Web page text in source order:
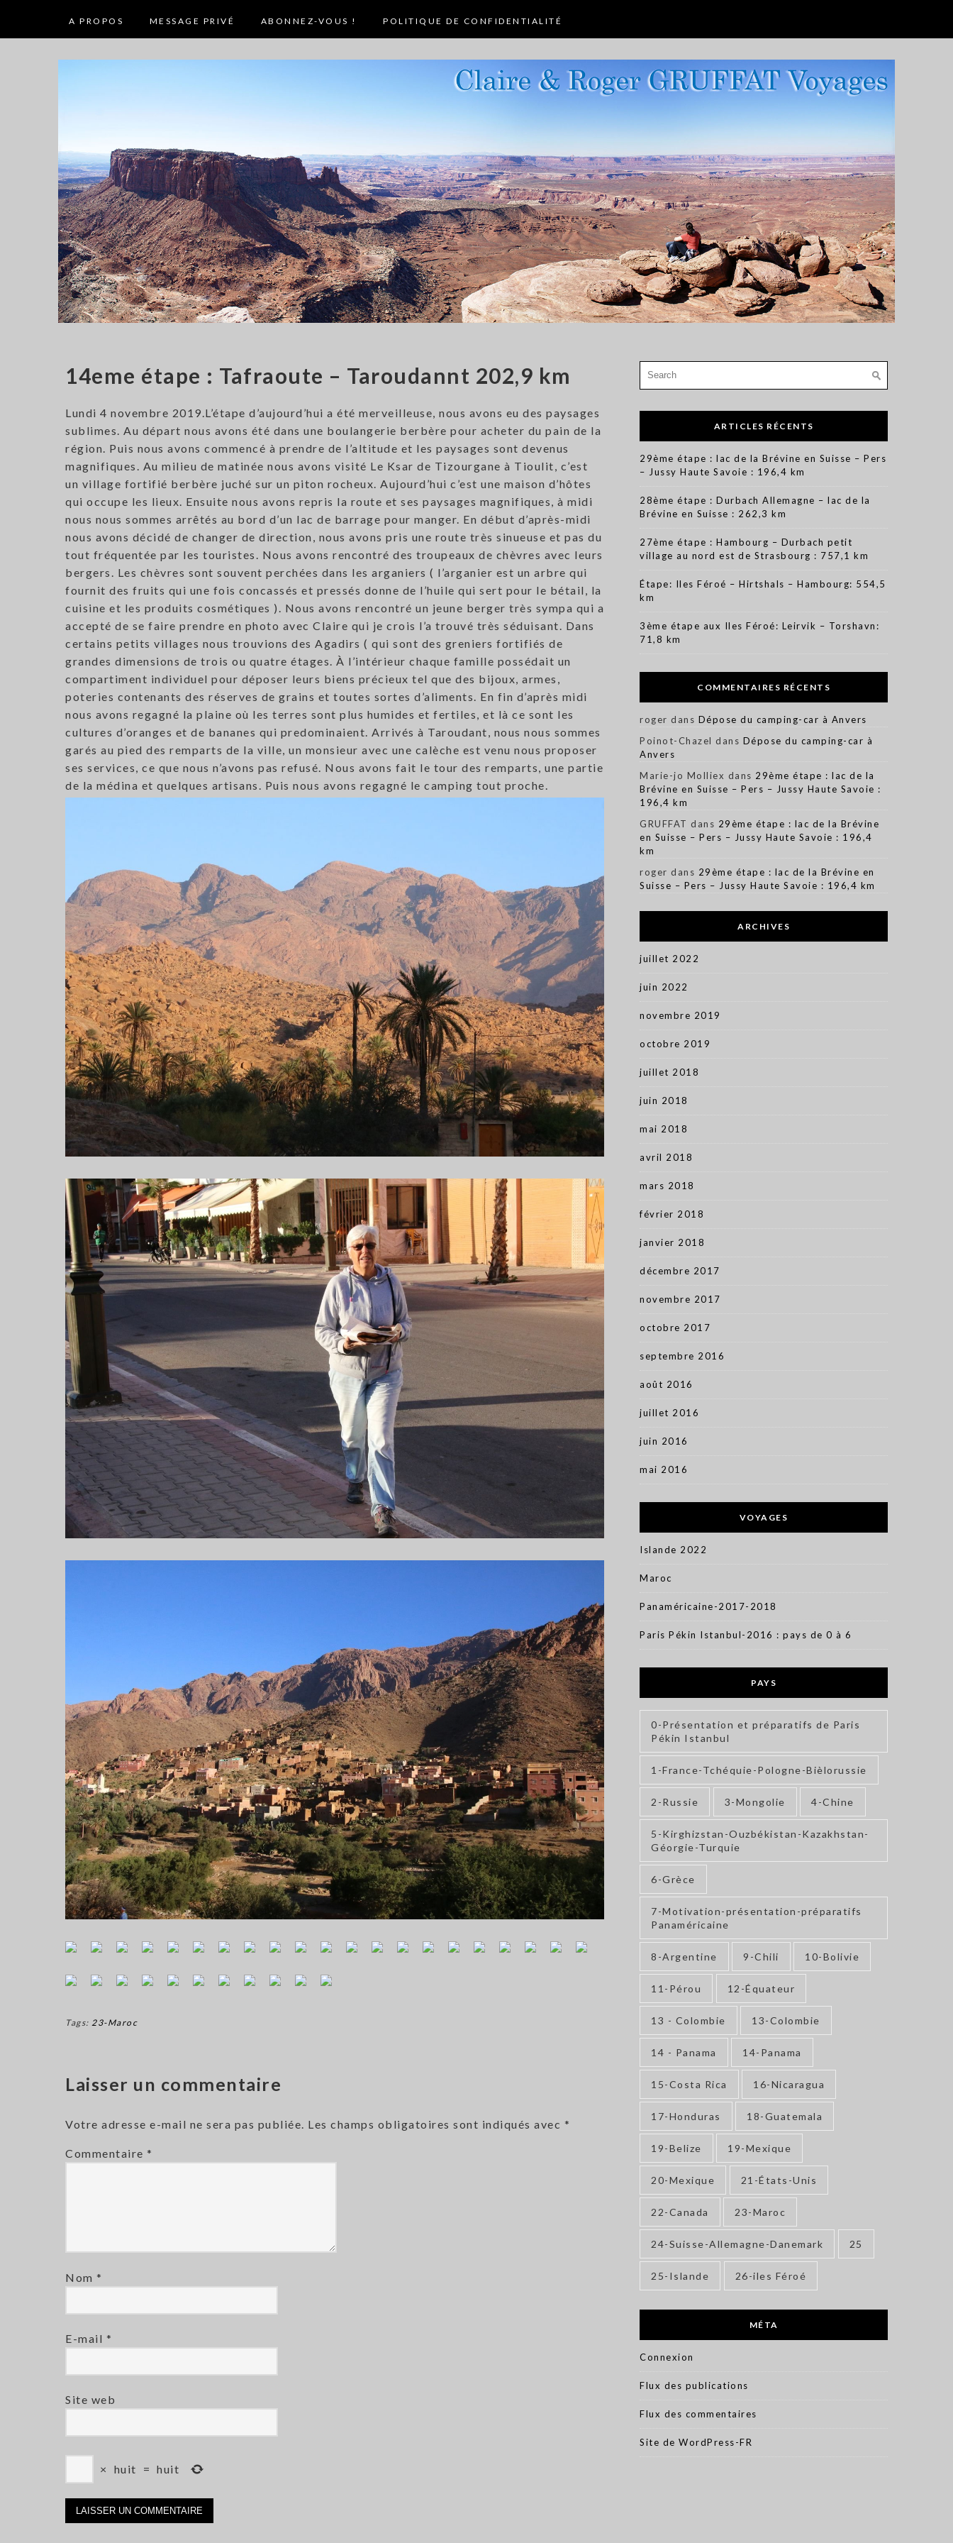
A PROPOS MESSAGE PRIVÉ ABONNEZ-VOUS ! POLITIQUE DE CONFIDENTIALITÉ
14eme étape : Tafraoute – Taroudannt 202,9 km
Lundi 4 novembre 2019.L’étape d’aujourd’hui a été merveilleuse, nous avons eu des paysages
sublimes. Au départ nous avons été dans une boulangerie berbère pour acheter du pain de la
région. Puis nous avons commencé à prendre de l’altitude et les paysages sont devenus
magnifiques. Au milieu de matinée nous avons visité Le Ksar de Tizourgane à Tioulit, c’est
un village fortifié berbère juché sur un piton rocheux. Aujourd’hui c’est une maison d’hôtes
qui occupe les lieux. Ensuite nous avons repris la route et ses paysages magnifiques, à midi
nous nous sommes arrêtés au bord d’un lac de barrage pour manger. En début d’après-midi
nous avons décidé de changer de direction, nous avons pris une route très sinueuse et pas du
tout fréquentée par les touristes. Nous avons rencontré des troupeaux de chèvres avec leurs
bergers. Les chèvres sont souvent perchées dans les arganiers ( l’arganier est un arbre qui
fournit des fruits qui une fois concassés et pressés donne de l’huile qui sert pour le bétail, la
cuisine et les produits cosmétiques ). Nous avons rencontré un jeune berger très sympa qui a
accepté de se faire prendre en photo avec Claire qui je crois l’a trouvé très séduisant. Dans
certains petits villages nous trouvions des Agadirs ( qui sont des greniers fortifiés de
grandes dimensions de trois ou quatre étages. À l’intérieur chaque famille possédait un
compartiment individuel pour déposer leurs biens précieux tel que des bijoux, armes,
poteries contenants des réserves de grains et toutes sortes d’aliments. En fin d’après midi
nous avons regagné la plaine où les terres sont plus humides et fertiles, et là ce sont les
cultures d’oranges et de bananes qui predominaient. Arrivés à Taroudant, nous nous sommes
garés au pied des remparts de la ville, un monsieur avec une calèche est venu nous proposer
ses services, ce que nous n’avons pas refusé. Nous avons fait le tour des remparts, une partie
de la médina et quelques artisans. Puis nous avons regagné le camping tout proche.
Tags: 23-Maroc
Laisser un commentaire
Votre adresse e-mail ne sera pas publiée. Les champs obligatoires sont indiqués avec *
Commentaire *
Nom *
E-mail *
Site web
× huit = huit
for:
ARTICLES RÉCENTS
29ème étape : lac de la Brévine en Suisse – Pers
– Jussy Haute Savoie : 196,4 km
28ème étape : Durbach Allemagne – lac de la
Brévine en Suisse : 262,3 km
27ème étape : Hambourg – Durbach petit
village au nord est de Strasbourg : 757,1 km
Étape: Iles Féroé – Hirtshals – Hambourg: 554,5
km
3ème étape aux Iles Féroé: Leirvik – Torshavn:
71,8 km
COMMENTAIRES RÉCENTS
roger dans Dépose du camping-car à Anvers
Poinot-Chazel dans Dépose du camping-car à
Anvers
Marie-jo Molliex dans 29ème étape : lac de la
Brévine en Suisse – Pers – Jussy Haute Savoie :
196,4 km
GRUFFAT dans 29ème étape : lac de la Brévine
en Suisse – Pers – Jussy Haute Savoie : 196,4
km
roger dans 29ème étape : lac de la Brévine en
Suisse – Pers – Jussy Haute Savoie : 196,4 km
ARCHIVES
juillet 2022
juin 2022
novembre 2019
octobre 2019
juillet 2018
juin 2018
mai 2018
avril 2018
mars 2018
février 2018
janvier 2018
décembre 2017
novembre 2017
octobre 2017
septembre 2016
août 2016
juillet 2016
juin 2016
mai 2016
VOYAGES
Islande 2022
Maroc
Panaméricaine-2017-2018
Paris Pékin Istanbul-2016 : pays de 0 à 6
PAYS
0-Présentation et préparatifs de Paris
Pékin Istanbul
1-France-Tchéquie-Pologne-Bièlorussie
2-Russie 3-Mongolie 4-Chine
5-Kirghizstan-Ouzbékistan-Kazakhstan-
Géorgie-Turquie
6-Grèce
7-Motivation-présentation-préparatifs
Panaméricaine
8-Argentine 9-Chili 10-Bolivie
11-Pérou 12-Équateur
13 - Colombie 13-Colombie
14 - Panama 14-Panama
15-Costa Rica 16-Nicaragua
17-Honduras 18-Guatemala
19-Belize 19-Mexique
20-Mexique 21-États-Unis
22-Canada 23-Maroc
24-Suisse-Allemagne-Danemark 25
25-Islande 26-iles Féroé
MÉTA
Connexion
Flux des publications
Flux des commentaires
Site de WordPress-FR